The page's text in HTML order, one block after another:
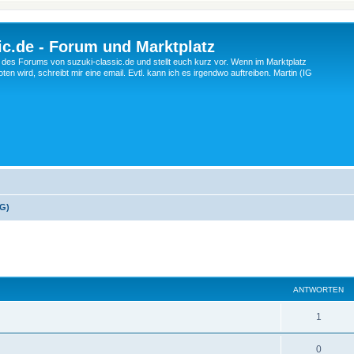
- Forum und Marktplatz
Forums von suzuki-classic.de und stellt euch kurz vor. Wenn im Marktplatz
wird, schreibt mir eine email. Evtl. kann ich es irgendwo auftreiben. Martin (IG
ANTWORTEN
1
n
0A